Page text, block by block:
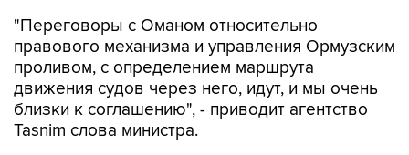
"Переговоры с Оманом относительно
правового механизма и управления Ормузским
проливом, с определением маршрута
движения судов через него, идут, и мы очень
близки к соглашению", - приводит агентство
Tasnim слова министра.